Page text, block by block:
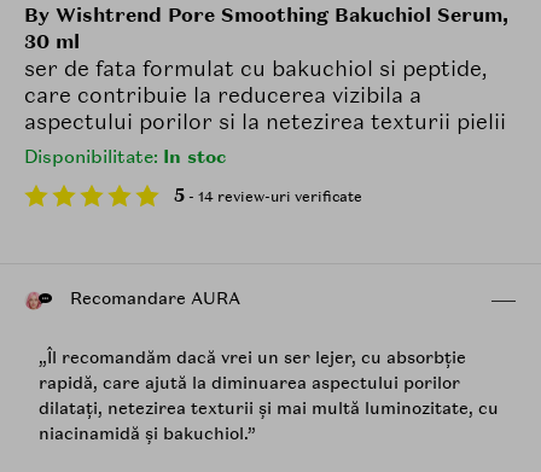
By Wishtrend Pore Smoothing Bakuchiol Serum,
30 ml
ser de fata formulat cu bakuchiol si peptide,
care contribuie la reducerea vizibila a
aspectului porilor si la netezirea texturii pielii
Disponibilitate: In stoc
5 - 14 review-uri verificate
Recomandare AURA
„Îl recomandăm dacă vrei un ser lejer, cu absorbție
rapidă, care ajută la diminuarea aspectului porilor
dilatați, netezirea texturii și mai multă luminozitate, cu
niacinamidă și bakuchiol.”